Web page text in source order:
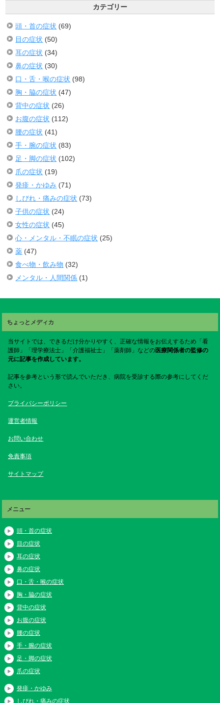
カテゴリー
頭・首の症状 (69)
目の症状 (50)
耳の症状 (34)
鼻の症状 (30)
口・舌・喉の症状 (98)
胸・脇の症状 (47)
背中の症状 (26)
お腹の症状 (112)
腰の症状 (41)
手・腕の症状 (83)
足・脚の症状 (102)
爪の症状 (19)
発疹・かゆみ (71)
しびれ・痛みの症状 (73)
子供の症状 (24)
女性の症状 (45)
心・メンタル・不眠の症状 (25)
薬 (47)
食べ物・飲み物 (32)
メンタル・人間関係 (1)
ちょっとメディカ
当サイトでは、できるだけ分かりやすく、正確な情報をお伝えするため「看
護師」「理学療法士」「介護福祉士」「薬剤師」などの医療関係者の監修の
元に記事を作成しています。
記事を参考という形で読んでいただき、病院を受診する際の参考にしてくだ
さい。
プライバシーポリシー
運営者情報
お問い合わせ
免責事項
サイトマップ
メニュー
頭・首の症状
目の症状
耳の症状
鼻の症状
口・舌・喉の症状
胸・脇の症状
背中の症状
お腹の症状
腰の症状
手・腕の症状
足・脚の症状
爪の症状
発疹・かゆみ
しびれ・痛みの症状